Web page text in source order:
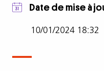
Date de mise à
10/01/2024 18:32